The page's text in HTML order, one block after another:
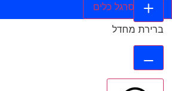
הסתר סרגל כלים
ברירת מחדל